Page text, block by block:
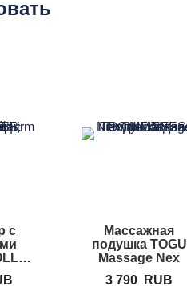
с
Массажная
подушка TOGU
Massage Nex
3 790
RUB